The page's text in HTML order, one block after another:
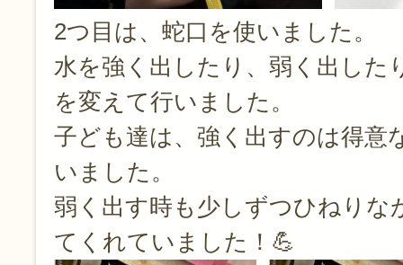
2つ目は、蛇口を使いました。
水を強く出したり、弱く出した
を変えて行いました。
子ども達は、強く出すのは得意
いました。
弱く出す時も少しずつひねりな
てくれていました！💪